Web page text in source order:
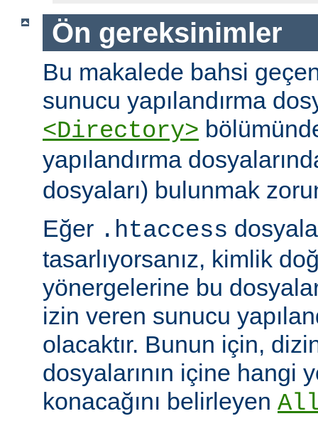
Ön gereksinimler
Bu makalede bahsi
sunucu yapılandırma
<Directory>
yapılandırma
dosyaları) bulunmak
Eğer .htaccess
tasarlıyorsanız, kimlik
yönergelerine bu
izin veren sunucu
olacaktır. Bunun için,
dosyalarının içine hangi
konacağını belirleyen